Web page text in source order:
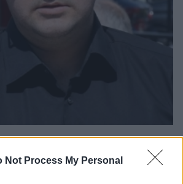
Not Process My Personal
αντικείμενο φημών ή σεναρίων
ως πραγματικά γεγονότα